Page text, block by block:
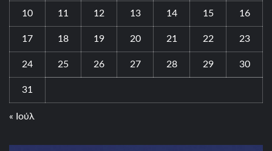
10 11 12 13 14 15 16
17 18 19 20 21 22 23
24 25 26 27 28 29 30
31
« Ιούλ